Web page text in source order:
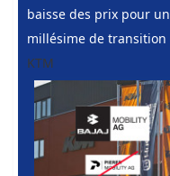
baisse des prix pour un
millésime de transition
KTM